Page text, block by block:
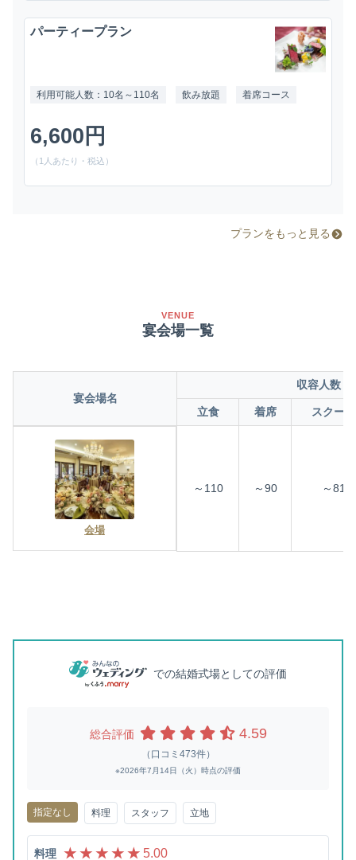
パーティープラン
利用可能人数：10名～110名 飲み放題 着席コース
6,600円
（1人あたり・税込）
プランをもっと見る
VENUE
宴会場一覧
宴会場名
収容人数
立食 着席 スクール
会場
～110 ～90 ～81
での結婚式場としての評価
総合評価 4.59
（口コミ473件）
※2026年7月14日（火）時点の評価
指定なし 料理 スタッフ 立地
料理 ★ ★ ★ ★ ★ 5.00